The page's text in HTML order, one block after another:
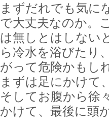
まずだれでも気に
で大丈夫なのか。
は無しとはしない
ら冷水を浴びたり
がって危険かもし
まずは足にかけて
そしてお腹から徐
かけて、最後に頭